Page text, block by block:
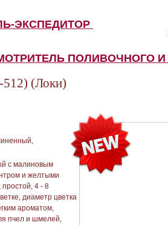
ЭКСПЕДИТОР
ПОЛИВОЧНОГО
(Локи)
с малиновым
и желтыми
простой, 4 - 8
диаметр цветка
ароматом,
пчел и шмелей,